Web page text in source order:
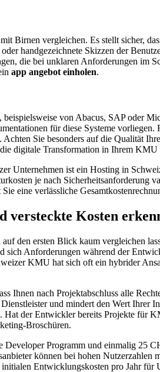
Birnen vergleichen. Es stellt sicher,
handgezeichnete Skizzen der
die bei unklaren Anforderungen im
app angebot einholen.
von Abacus, SAP oder
für diese Systeme
Sie besonders auf die Qualität
digitale Transformation in Ihrem KMU
Unternehmen ist ein Hosting in
je nach Sicherheitsanforderung
eine verlässliche
versteckte Kosten
den ersten Blick kaum vergleichen
sich Anforderungen während der
KMU hat sich oft ein hybrider
Ihnen nach Projektabschluss alle
und mindert den Wert
der Entwickler bereits Projekte
Broschüren.
Programm und einmalig 25
können bei hohen Nutzerzahlen
Entwicklungskosten pro Jahr für